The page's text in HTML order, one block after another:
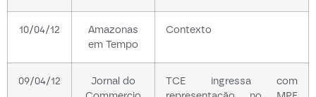
10/04/12
Amazonas
em Tempo
Contexto
09/04/12
Jornal do
TCE ingressa com